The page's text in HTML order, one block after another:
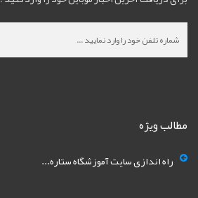
مطالب ویژه
راه اندازی سایت آموزشگاه ستاره...